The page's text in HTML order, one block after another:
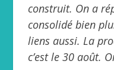
construit. On a
consolidé bien
liens aussi. La
c’est le 30 août.